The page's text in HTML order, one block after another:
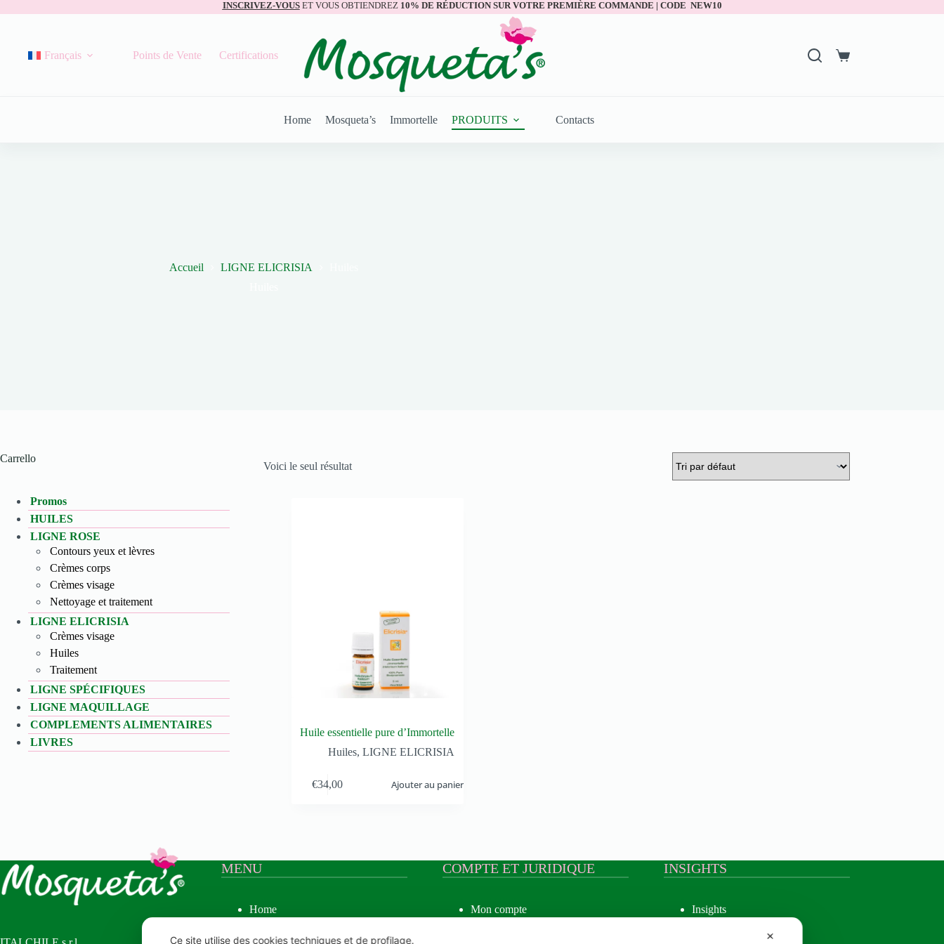
INSCRIVEZ-VOUSET VOUS OBTIENDREZ 10% DE RÉDUCTION SUR VOTRE PREMIÈRE COMMANDE | CODE NEW10
Français Points de Vente Certifications
Home Mosqueta’s Immortelle PRODUITS Contacts
Accueil LIGNE ELICRISIA
Voici le seul résultat
Huile essentielle pure d’Immortelle
Huiles,LIGNE ELICRISIA
€34,00 Ajouter au panier
Carrello
Promos
HUILES
LIGNE ROSE
Contours yeux et lèvres
Crèmes corps
Crèmes visage
Nettoyage et traitement
LIGNE ELICRISIA
Crèmes visage
Huiles
Traitement
LIGNE SPÉCIFIQUES
LIGNE MAQUILLAGE
COMPLEMENTS ALIMENTAIRES
LIVRES
MENU
Home
Huile de Rose Musquée
COMPTE ET JURIDIQUE
Mon compte
INSIGHTS
Insights
✕
Ce site utilise des cookies techniques et de profilage.